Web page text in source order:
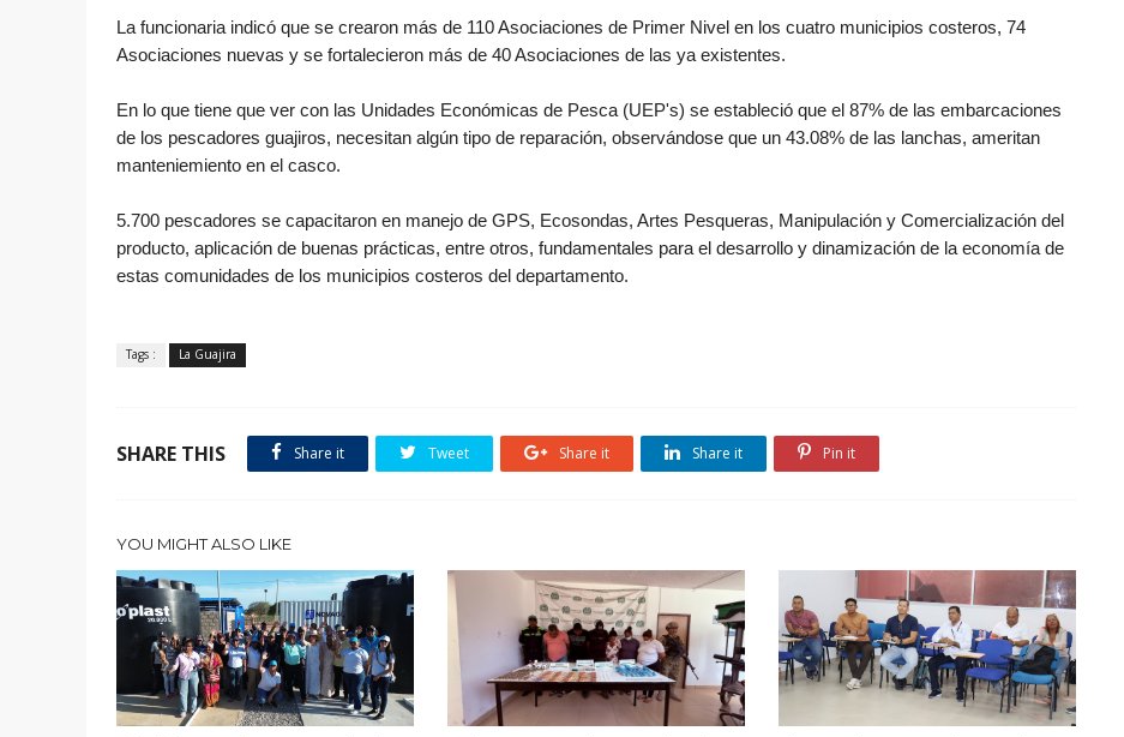
La funcionaria indicó que se crearon más de 110 Asociaciones de Primer Nivel en los cuatro municipios costeros, 74
Asociaciones nuevas y se fortalecieron más de 40 Asociaciones de las ya existentes.
En lo que tiene que ver con las Unidades Económicas de Pesca (UEP's) se estableció que el 87% de las embarcaciones
de los pescadores guajiros, necesitan algún tipo de reparación, observándose que un 43.08% de las lanchas, ameritan
manteniemiento en el casco.
5.700 pescadores se capacitaron en manejo de GPS, Ecosondas, Artes Pesqueras, Manipulación y Comercialización del
producto, aplicación de buenas prácticas, entre otros, fundamentales para el desarrollo y dinamización de la economía de
estas comunidades de los municipios costeros del departamento.
Tags : La Guajira
SHARE THIS Share it Tweet Share it Share it Pin it
YOU MIGHT ALSO LIKE